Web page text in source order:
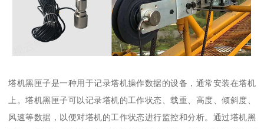
塔机黑匣子是一种用于记录塔机操作数据的设备，通常安装在塔机
上。塔机黑匣子可以记录塔机的工作状态、载重、高度、倾斜度、
风速等数据，以便对塔机的工作状态进行监控和分析。通过塔机黑